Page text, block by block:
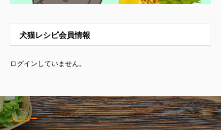
犬猫レシピ会員情報
ログインしていません。
メニュー